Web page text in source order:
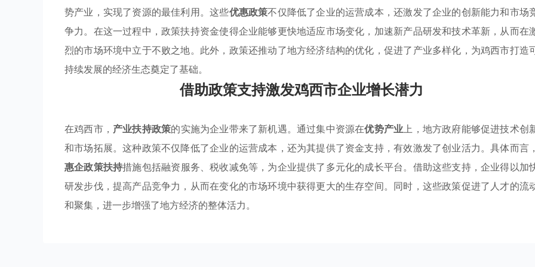
势产业，实现了资源的最佳利用。这些优惠政策不仅降低了企业的运营成本，还激发了企业的创新能力和市场
争力。在这一过程中，政策扶持资金使得企业能够更快地适应市场变化，加速新产品研发和技术革新，从而在
烈的市场环境中立于不败之地。此外，政策还推动了地方经济结构的优化，促进了产业多样化，为鸡西市打造
持续发展的经济生态奠定了基础。
借助政策支持激发鸡西市企业增长潜力
在鸡西市， 产业扶持政策的实施为企业带来了新机遇。通过集中资源在优势产业上，地方政府能够促进技术创
和市场拓展。这种政策不仅降低了企业的运营成本，还为其提供了资金支持，有效激发了创业活力。具体而言，
惠企政策扶持措施包括融资服务、税收减免等，为企业提供了多元化的成长平台。借助这些支持，企业得以加
研发步伐，提高产品竞争力，从而在变化的市场环境中获得更大的生存空间。同时，这些政策促进了人才的流
和聚集，进一步增强了地方经济的整体活力。